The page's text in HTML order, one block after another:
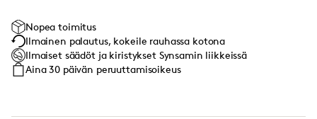
Nopea toimitus
Ilmainen palautus, kokeile rauhassa kotona
Ilmaiset säädöt ja kiristykset Synsamin liikkeissä
Aina 30 päivän peruuttamisoikeus